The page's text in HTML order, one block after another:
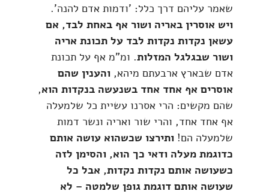
שאמר עליהם דרך כלל: 'ודמות אדם להנה'.
ויש אוסרין באריה ושור אף באחת לבד, אם
עשאן נקדות נקדות לבד על תכונת אריה
ושור שבגלגל המזלות. ומ"מ אף על תכונת
אדם שבארץ ארבעתם מיהא, והענין שהם
אוסרים אף אחד אחד בשנעשה בנקדות הוא,
שהם מקשים: הרי אסרנו עשיית כל שלמעלה
אף אחד אחד, והרי שור ואריה ונשר דמות
שלמעלה הם! ותירצו שכשהוא עושה אותם
כדוגמת מעלה ודאי כך הוא, והסימן לזה
כשעושה אותם נקדות נקדות, אבל כל
שעושה אותם דוגמת גופן שלמטה – לא